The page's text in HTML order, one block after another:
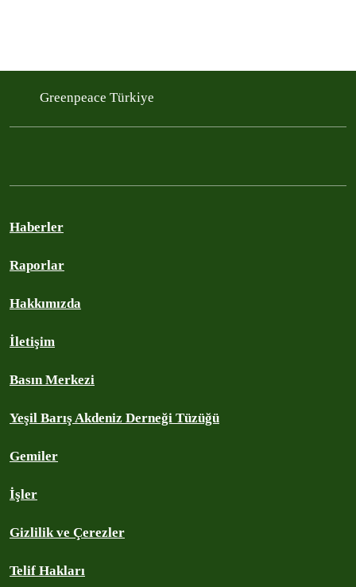
Greenpeace Türkiye
Haberler
Raporlar
Hakkımızda
İletişim
Basın Merkezi
Yeşil Barış Akdeniz Derneği Tüzüğü
Gemiler
İşler
Gizlilik ve Çerezler
Telif Hakları